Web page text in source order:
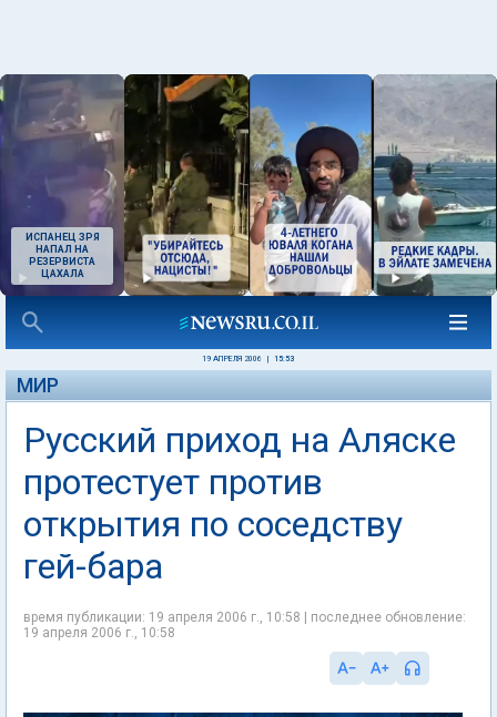
ИСПАНЕЦ ЗРЯ
НАПАЛ НА
РЕЗЕРВИСТА
ЦАХАЛА
19 АПРЕЛЯ 2006 15:53
МИР
Русский приход на Аляске
протестует против
открытия по соседству
гей-бара
время публикации: 19 апреля 2006 г., 10:58 | последнее обновление:
19 апреля 2006 г., 10:58